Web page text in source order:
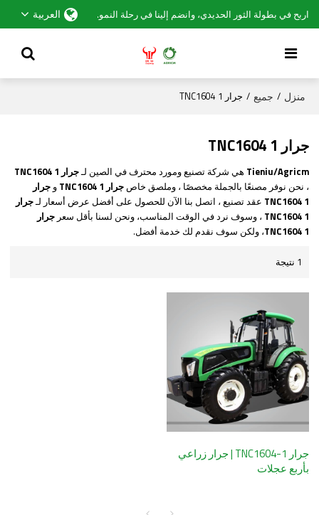
اربح في بطولة الثور الحديدي، وانضم إلينا في رحلة النمو. العربية
منزل / جميع / جرار TNC1604 1
جرار TNC1604 1
Tieniu/Agricm هي شركة تصنيع ومورد محترف في الصين لـجرار TNC1604 1
، نحن نوفر مصنعًا بالجملة مخصصًا ، وملصق خاصجرار TNC1604 1 وجرار
TNC1604 1 عقد تصنيع ، اتصل بنا الآن للحصول على أفضل عرض أسعار لـجرار
TNC1604 1 ، وسوف نرد في الوقت المناسب، ونحن لسنا بأقل سعرجرار
TNC1604 1، ولكن سوف نقدم لك خدمة أفضل.
1 نتيجة
جرار TNC1604-1 | جرار زراعي
بأربع عجلات